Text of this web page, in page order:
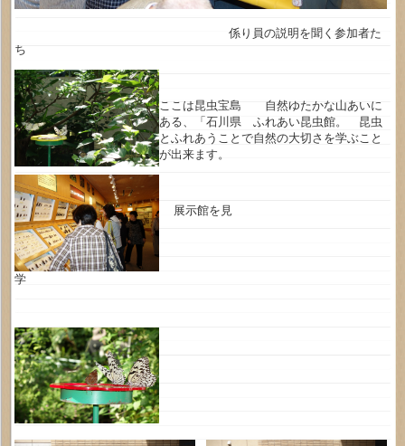
係り員の説明を聞く参加者た
ち
ここは昆虫宝島 自然ゆたかな山あいに
ある、「石川県 ふれあい昆虫館。 昆虫
とふれあうことで自然の大切さを学ぶこと
が出来ます。
展示館を見